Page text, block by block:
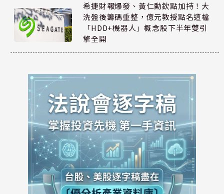
希捷財報爆發、黃仁勳欽點加持！大
洗盤後籌碼重整，億元教授點名這檔
「HDD+機器人」概念股下半年雙引
擎全開